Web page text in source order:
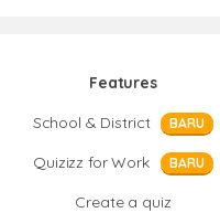
Features
School & District
BARU
Quizizz for Work BARU
Create a quiz